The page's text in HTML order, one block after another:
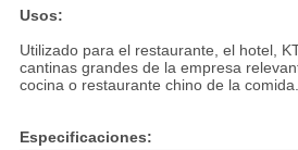
Usos:
Utilizado para el restaurante, el hotel,
cantinas grandes de la empresa
cocina o restaurante chino de la comida.
Especificaciones: